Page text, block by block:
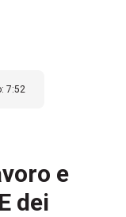
7:52
e
dei